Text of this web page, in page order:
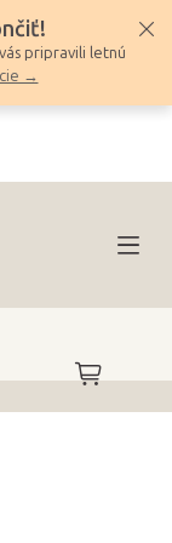
pripravili letnú
→
NÁKUPNÝ
KOŠÍK